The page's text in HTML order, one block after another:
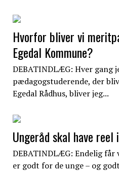
Hvorfor bliver vi
Egedal Kommune?
DEBATINDLÆG: Hver gang
pædagogstuderende, der
Egedal Rådhus, bliver jeg...
Ungeråd skal have reel
DEBATINDLÆG: Endelig får
er godt for de unge – og